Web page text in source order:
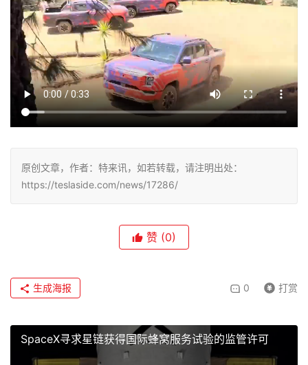
原创文章，作者：特来讯，如若转载，请注明出处：
https://teslaside.com/news/17286/
赞 (0)
0 打赏
生成海报
SpaceX寻求星链获得国际蜂窝服务试验的监管许可